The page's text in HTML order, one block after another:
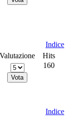
Indice
Valutazione
Hits
160
Indice